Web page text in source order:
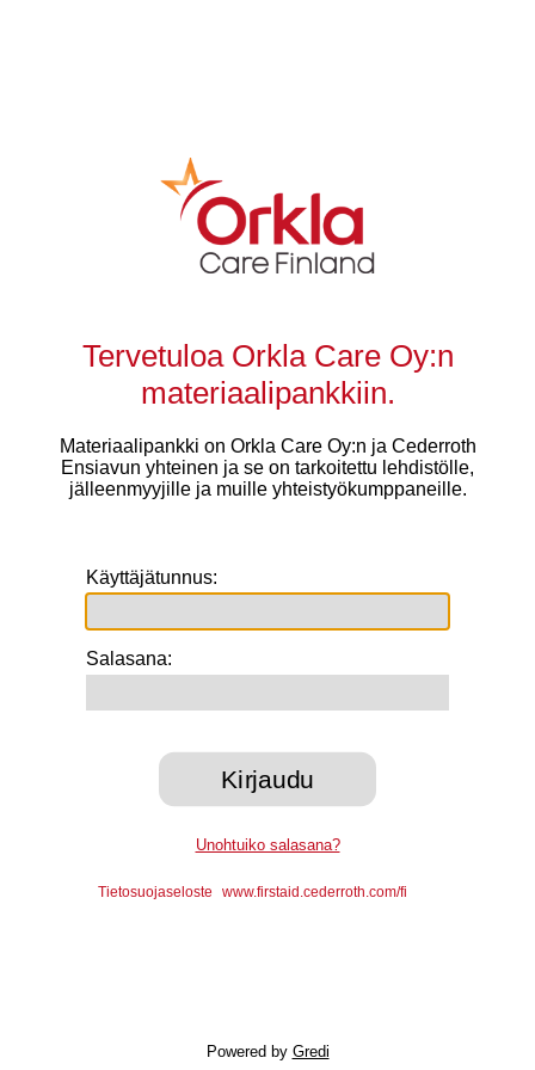
Tervetuloa Orkla Care Oy:n
materiaalipankkiin.
Materiaalipankki on Orkla Care Oy:n ja Cederroth
Ensiavun yhteinen ja se on tarkoitettu lehdistölle,
jälleenmyyjille ja muille yhteistyökumppaneille.
Käyttäjätunnus:
Salasana:
Unohtuiko salasana?
Tietosuojaseloste www.firstaid.cederroth.com/fi
Powered by Gredi